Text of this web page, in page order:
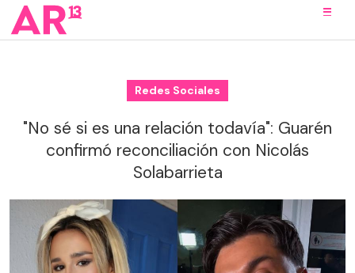
Redes Sociales
"No sé si es una relación todavía": Guarén
confirmó reconciliación con Nicolás
Solabarrieta